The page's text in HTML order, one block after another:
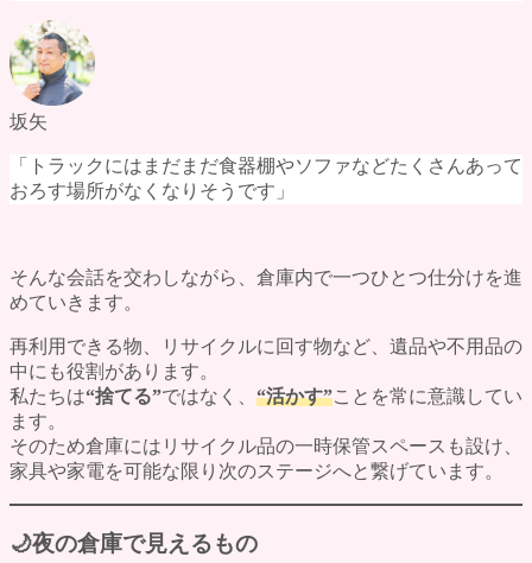
坂矢
「トラックにはまだまだ食器棚やソファなどたくさんあって
おろす場所がなくなりそうです」
そんな会話を交わしながら、倉庫内で一つひとつ仕分けを進
めていきます。
再利用できる物、リサイクルに回す物など、遺品や不用品の
中にも役割があります。
私たちは“捨てる”ではなく、 “活かす”ことを常に意識してい
ます。
そのため倉庫にはリサイクル品の一時保管スペースも設け、
家具や家電を可能な限り次のステージへと繋げています。
🌙夜の倉庫で見えるもの